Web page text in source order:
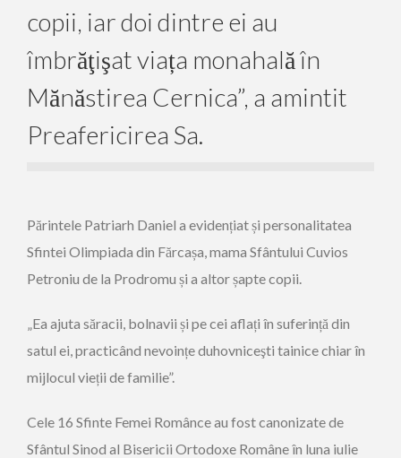
copii, iar doi dintre ei au
îmbrăţişat viața monahală în
Mănăstirea Cernica”, a amintit
Preafericirea Sa.
Părintele Patriarh Daniel a evidențiat și personalitatea
Sfintei Olimpiada din Fărcașa, mama Sfântului Cuvios
Petroniu de la Prodromu și a altor șapte copii.
„Ea ajuta săracii, bolnavii și pe cei aflați în suferință din
satul ei, practicând nevoințe duhovniceşti tainice chiar în
mijlocul vieții de familie”.
Cele 16 Sfinte Femei Românce au fost canonizate de
Sfântul Sinod al Bisericii Ortodoxe Române în luna iulie